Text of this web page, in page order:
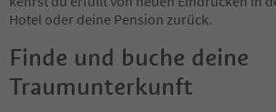
82
84
85
86
Hotel oder deine Pension zurück.
Finde und buche deine
Traumunterkunft